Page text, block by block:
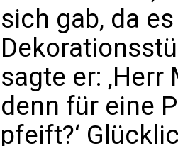
sich gab, da
sagte er:
denn für eine
pfeift?‘